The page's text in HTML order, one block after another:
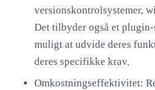
versionskontrolsystemer,
Det tilbyder også et
muligt at udvide deres
deres specifikke krav.
Omkostningseffektivitet: